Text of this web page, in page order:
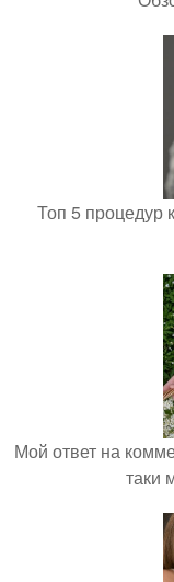
Топ 5 процедур
Мой ответ на
таки